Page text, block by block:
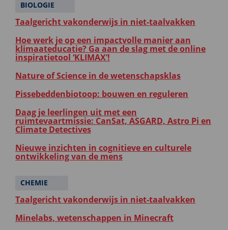
BIOLOGIE
Taalgericht vakonderwijs in niet-taalvakken
Hoe werk je op een impactvolle manier aan
klimaateducatie? Ga aan de slag met de online
inspiratietool ‘KLIMAX’!
Nature of Science in de wetenschapsklas
Pissebeddenbiotoop: bouwen en reguleren
Daag je leerlingen uit met een
ruimtevaartmissie: CanSat, ASGARD, Astro Pi en
Climate Detectives
Nieuwe inzichten in cognitieve en culturele
ontwikkeling van de mens
CHEMIE
Taalgericht vakonderwijs in niet-taalvakken
Minelabs, wetenschappen in Minecraft